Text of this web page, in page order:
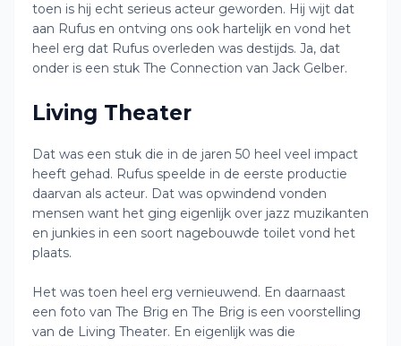
toen is hij echt serieus acteur geworden. Hij wijt dat
aan Rufus en ontving ons ook hartelijk en vond het
heel erg dat Rufus overleden was destijds. Ja, dat
onder is een stuk The Connection van Jack Gelber.
Living Theater
Dat was een stuk die in de jaren 50 heel veel impact
heeft gehad. Rufus speelde in de eerste productie
daarvan als acteur. Dat was opwindend vonden
mensen want het ging eigenlijk over jazz muzikanten
en junkies in een soort nagebouwde toilet vond het
plaats.
Het was toen heel erg vernieuwend. En daarnaast
een foto van The Brig en The Brig is een voorstelling
van de Living Theater. En eigenlijk was die